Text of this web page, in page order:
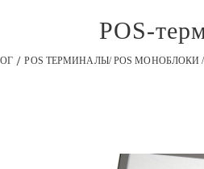
POS-
POS ТЕРМИНАЛЫ/ POS МОНОБЛОКИ